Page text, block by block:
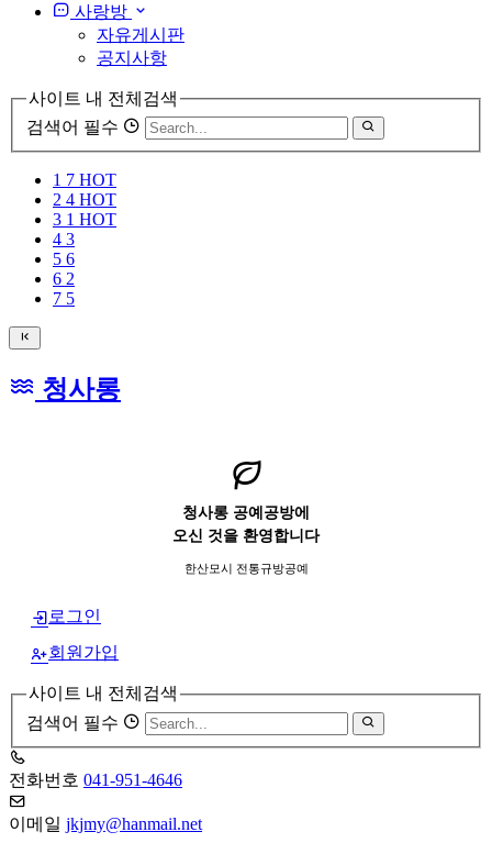
사랑방
자유게시판
공지사항
사이트 내 전체검색
검색어 필수
1 7 HOT
2 4 HOT
3 1 HOT
4 3
5 6
6 2
7 5
청사롱
청사롱 공예공방에
오신 것을 환영합니다
한산모시 전통규방공예
로그인
회원가입
사이트 내 전체검색
검색어 필수
전화번호 041-951-4646
이메일 jkjmy@hanmail.net